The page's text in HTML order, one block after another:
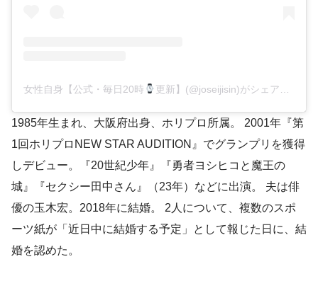
女性自身【公式・毎日20時 更新】(@joseijisin)がシェアした投稿
1985年生まれ、大阪府出身、ホリプロ所属。 2001年『第
1回ホリプロNEW STAR AUDITION』でグランプリを獲得
しデビュー。『20世紀少年』『勇者ヨシヒコと魔王の
城』『セクシー田中さん』（23年）などに出演。 夫は俳
優の玉木宏。2018年に結婚。 2人について、複数のスポ
ーツ紙が「近日中に結婚する予定」として報じた日に、結
婚を認めた。